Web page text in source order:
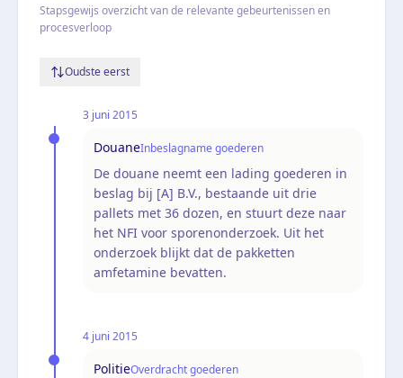
Stapsgewijs overzicht van de relevante gebeurtenissen en
procesverloop
Oudste eerst
3 juni 2015
DouaneInbeslagname goederen
De douane neemt een lading goederen in
beslag bij [A] B.V., bestaande uit drie
pallets met 36 dozen, en stuurt deze naar
het NFI voor sporenonderzoek. Uit het
onderzoek blijkt dat de pakketten
amfetamine bevatten.
4 juni 2015
PolitieOverdracht goederen